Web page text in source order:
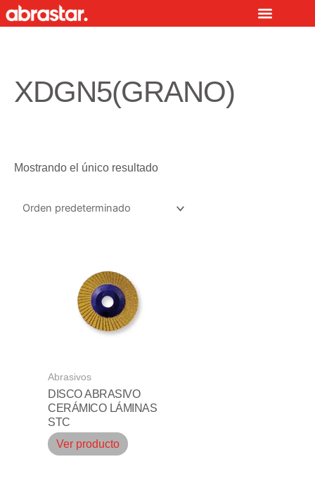
al
XDGN5(GRANO)
Mostrando el único resultado
Abrasivos
DISCO ABRASIVO
CERÁMICO LÁMINAS
STC
Ver producto